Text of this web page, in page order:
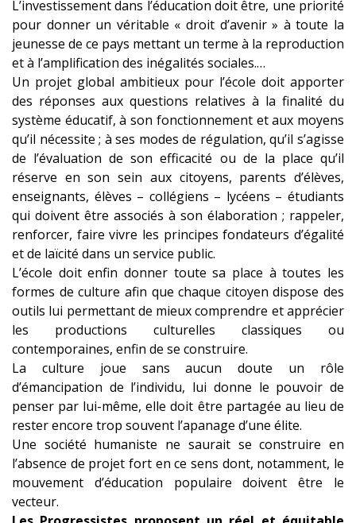
L’investissement dans l’éducation doit être, une priorité
pour donner un véritable « droit d’avenir » à toute la
jeunesse de ce pays mettant un terme à la reproduction
et à l’amplification des inégalités sociales.…
Un projet global ambitieux pour l’école doit apporter
des réponses aux questions relatives à la finalité du
système éducatif, à son fonctionnement et aux moyens
qu’il nécessite ; à ses modes de régulation, qu’il s’agisse
de l’évaluation de son efficacité ou de la place qu’il
réserve en son sein aux citoyens, parents d’élèves,
enseignants, élèves – collégiens – lycéens – étudiants
qui doivent être associés à son élaboration ; rappeler,
renforcer, faire vivre les principes fondateurs d’égalité
et de laïcité dans un service public.
L’école doit enfin donner toute sa place à toutes les
formes de culture afin que chaque citoyen dispose des
outils lui permettant de mieux comprendre et apprécier
les productions culturelles classiques ou
contemporaines, enfin de se construire.
La culture joue sans aucun doute un rôle
d’émancipation de l’individu, lui donne le pouvoir de
penser par lui-même, elle doit être partagée au lieu de
rester encore trop souvent l’apanage d’une élite.
Une société humaniste ne saurait se construire en
l’absence de projet fort en ce sens dont, notamment, le
mouvement d’éducation populaire doivent être le
vecteur.